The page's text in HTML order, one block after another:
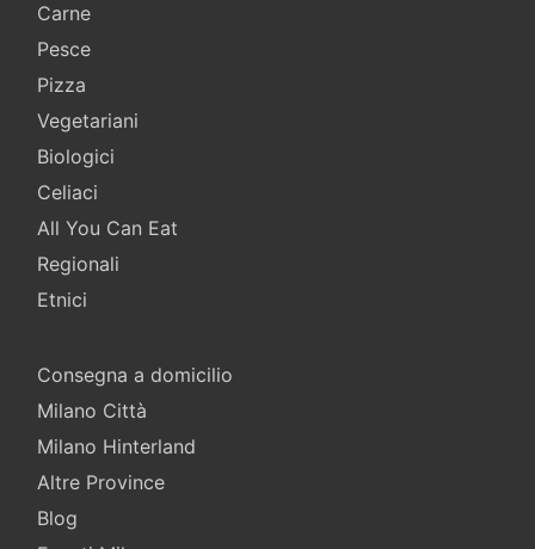
Carne
Pesce
Pizza
Vegetariani
Biologici
Celiaci
All You Can Eat
Regionali
Etnici
Consegna a domicilio
Milano Città
Milano Hinterland
Altre Province
Blog